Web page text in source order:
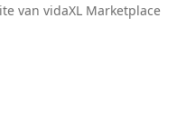
van vidaXL Marketplace